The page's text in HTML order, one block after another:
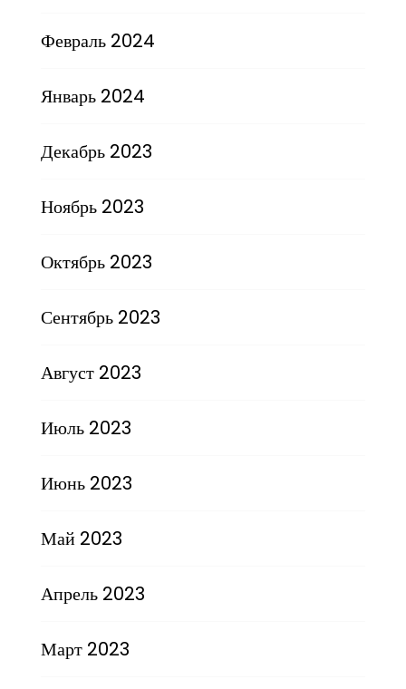
Февраль 2024
Январь 2024
Декабрь 2023
Ноябрь 2023
Октябрь 2023
Сентябрь 2023
Август 2023
Июль 2023
Июнь 2023
Май 2023
Апрель 2023
Март 2023